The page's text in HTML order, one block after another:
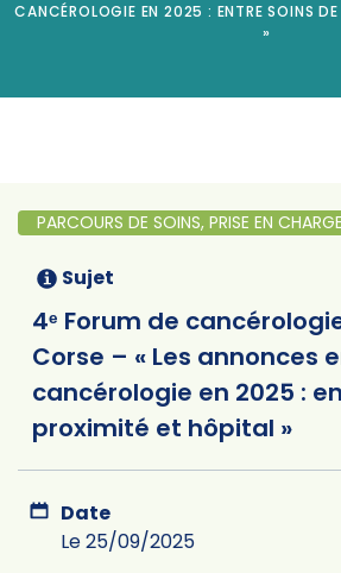
CANCÉROLOGIE EN 2025 : ENTRE SOINS
»
PARCOURS DE SOINS, PRISE EN CHARGE
Sujet
4ᵉ Forum de
Corse – « Les annonces
cancérologie en 2025 :
proximité et hôpital »
Date
Le 25/09/2025